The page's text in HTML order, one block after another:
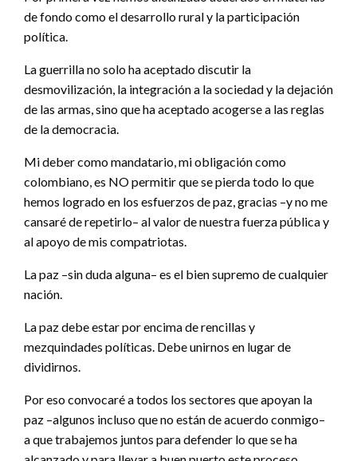
de fondo como el desarrollo rural y la participación
política.
La guerrilla no solo ha aceptado discutir la
desmovilización, la integración a la sociedad y la dejación
de las armas, sino que ha aceptado acogerse a las reglas
de la democracia.
Mi deber como mandatario, mi obligación como
colombiano, es NO permitir que se pierda todo lo que
hemos logrado en los esfuerzos de paz, gracias –y no me
cansaré de repetirlo– al valor de nuestra fuerza pública y
al apoyo de mis compatriotas.
La paz –sin duda alguna– es el bien supremo de cualquier
nación.
La paz debe estar por encima de rencillas y
mezquindades políticas. Debe unirnos en lugar de
dividirnos.
Por eso convocaré a todos los sectores que apoyan la
paz –algunos incluso que no están de acuerdo conmigo–
a que trabajemos juntos para defender lo que se ha